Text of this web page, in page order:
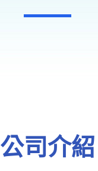
公司介紹